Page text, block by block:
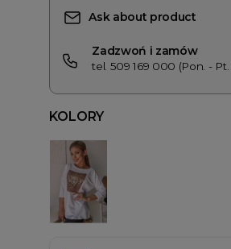
Ask about product
Zadzwoń i zamów
tel. 509 169 000 (Pon. -
KOLORY